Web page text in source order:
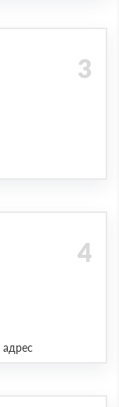
адрес